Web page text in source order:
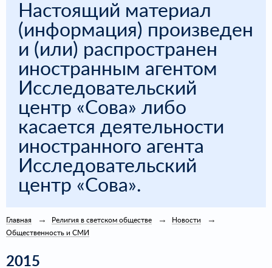
Настоящий материал
(информация) произведен
и (или) распространен
иностранным агентом
Исследовательский
центр «Сова» либо
касается деятельности
иностранного агента
Исследовательский
центр «Сова».
Главная Религия в светском обществе
Новости
Общественность и СМИ
2015